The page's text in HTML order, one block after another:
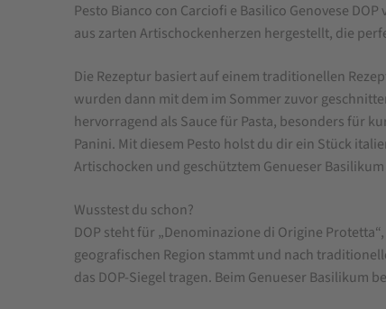
FRANTOIO
BIANCO
Pesto
Bianco
mit
Artischocken
Genueser
Basilikum
DOP,
Pesto Bianco con Carciofi e Basilico Genovese
aus zarten Artischockenherzen hergestellt, die
Die Rezeptur basiert auf einem traditionellen
wurden dann mit dem im Sommer zuvor
hervorragend als Sauce für Pasta, besonders für
Panini. Mit diesem Pesto holst du dir ein Stück
Artischocken und geschütztem Genueser
Wusstest du schon?
DOP steht für „Denominazione di Origine
geografischen Region stammt und nach
das DOP-Siegel tragen. Beim Genueser